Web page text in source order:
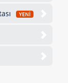
YENİ